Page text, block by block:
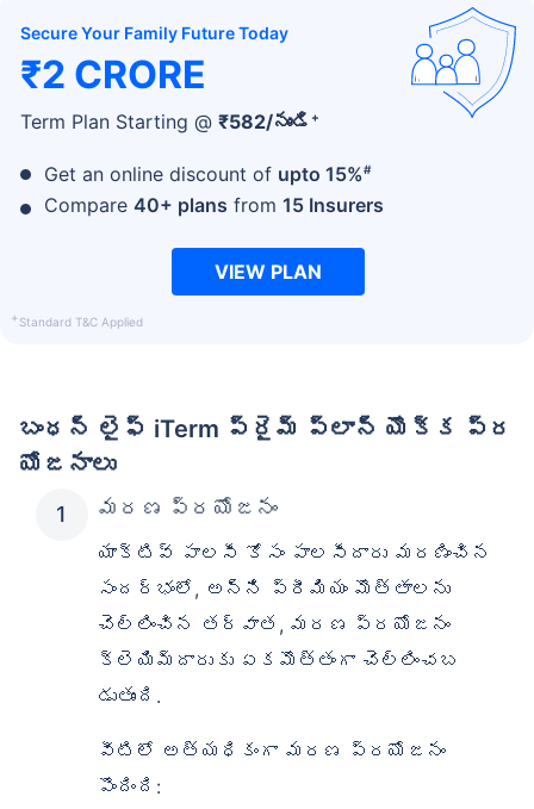
Secure Your Family Future Today
₹2 CRORE
Term Plan Starting @ ₹582/నుండి +
Get an online discount of upto 15%#
Compare 40+ plans from 15 Insurers
VIEW PLAN
+Standard T&C Applied
బంధన్ లైఫ్ iTerm ప్రైమ్ ప్లాన్ యొక్క ప్ర
యోజనాలు
మరణ ప్రయోజనం
యాక్టివ్ పాలసీ కోసం పాలసీదారు మరణించిన
సందర్భంలో, అన్ని ప్రీమియం మొత్తాలను
చెల్లించిన తర్వాత, మరణ ప్రయోజనం
క్లెయిమ్‌దారుకు ఏకమొత్తంగా చెల్లించబ
డుతుంది.
వీటిలో అత్యధికంగా మరణ ప్రయోజనం
పొందింది: